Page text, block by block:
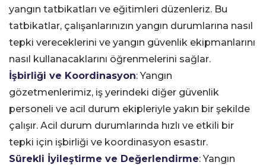
yangın tatbikatları ve eğitimleri düzenleriz. Bu
tatbikatlar, çalışanlarınızın yangın durumlarına nasıl
tepki vereceklerini ve yangın güvenlik ekipmanlarını
nasıl kullanacaklarını öğrenmelerini sağlar.
İşbirliği ve Koordinasyon: Yangın
gözetmenlerimiz, iş yerindeki diğer güvenlik
personeli ve acil durum ekipleriyle yakın bir şekilde
çalışır. Acil durum durumlarında hızlı ve etkili bir
tepki için işbirliği ve koordinasyon esastır.
Sürekli İyileştirme ve Değerlendirme: Yangın